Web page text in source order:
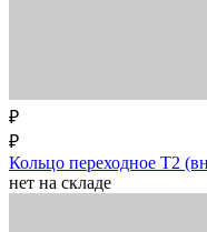
₽
₽
Кольцо переходное T2
нет на складе